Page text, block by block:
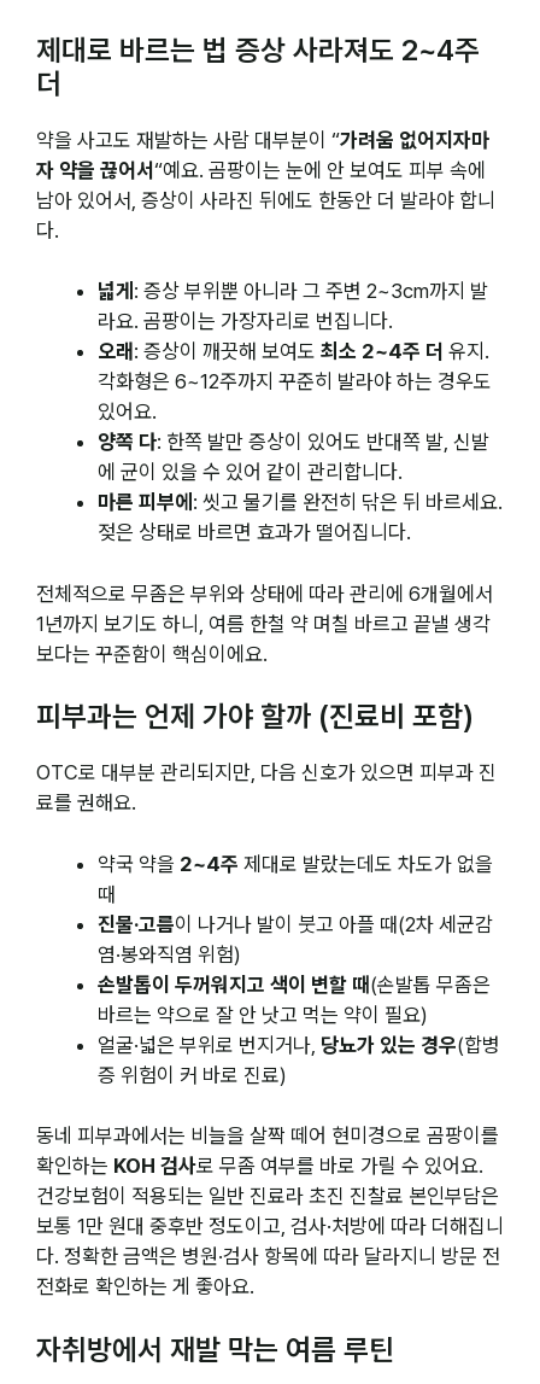
제대로 바르는 법 증상 사라져도 2~4주
더
약을 사고도 재발하는 사람 대부분이 “가려움 없어지자마
자 약을 끊어서“예요. 곰팡이는 눈에 안 보여도 피부 속에
남아 있어서, 증상이 사라진 뒤에도 한동안 더 발라야 합니
다.
넓게 : 증상 부위뿐 아니라 그 주변 2~3cm까지 발
라요. 곰팡이는 가장자리로 번집니다.
오래 : 증상이 깨끗해 보여도 최소 2~4주 더 유지.
각화형은 6~12주까지 꾸준히 발라야 하는 경우도
있어요.
양쪽 다: 한쪽 발만 증상이 있어도 반대쪽 발, 신발
에 균이 있을 수 있어 같이 관리합니다.
마른 피부에 : 씻고 물기를 완전히 닦은 뒤 바르세요.
젖은 상태로 바르면 효과가 떨어집니다.
전체적으로 무좀은 부위와 상태에 따라 관리에 6개월에서
1년까지 보기도 하니, 여름 한철 약 며칠 바르고 끝낼 생각
보다는 꾸준함이 핵심이에요.
피부과는 언제 가야 할까 (진료비 포함)
OTC로 대부분 관리되지만, 다음 신호가 있으면 피부과 진
료를 권해요.
약국 약을 2~4주 제대로 발랐는데도 차도가 없을
때
진물·고름이 나거나 발이 붓고 아플 때(2차 세균감
염·봉와직염 위험)
손발톱이 두꺼워지고 색이 변할 때(손발톱 무좀은
바르는 약으로 잘 안 낫고 먹는 약이 필요)
얼굴·넓은 부위로 번지거나, 당뇨가 있는 경우(합병
증 위험이 커 바로 진료)
동네 피부과에서는 비늘을 살짝 떼어 현미경으로 곰팡이를
확인하는 KOH 검사로 무좀 여부를 바로 가릴 수 있어요.
건강보험이 적용되는 일반 진료라 초진 진찰료 본인부담은
보통 1만 원대 중후반 정도이고, 검사·처방에 따라 더해집니
다. 정확한 금액은 병원·검사 항목에 따라 달라지니 방문 전
전화로 확인하는 게 좋아요.
자취방에서 재발 막는 여름 루틴